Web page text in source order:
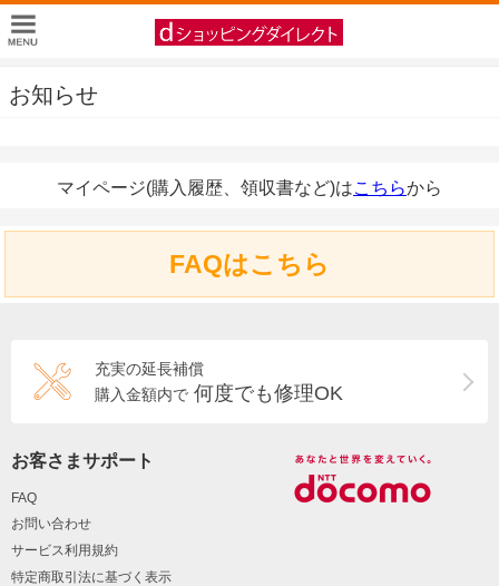
お知らせ
マイページ(購入履歴、領収書など)はこちらから
FAQはこちら
充実の延長補償
購入金額内で 何度でも修理OK
お客さまサポート
FAQ
お問い合わせ
サービス利用規約
特定商取引法に基づく表示